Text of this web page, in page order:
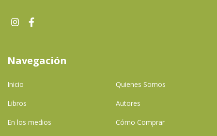
Navegación
Inicio Quienes Somos
Libros Autores
En los medios Cómo Comprar